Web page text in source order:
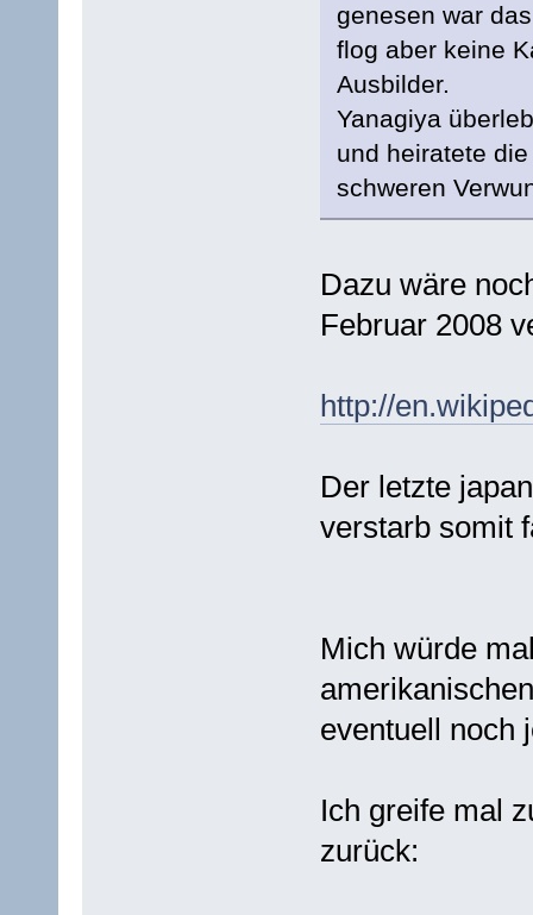
genesen war
flog aber keine
Ausbilder.
Yanagiya
und heiratete
schweren
Dazu wäre
Februar 2008
http://
Der letzte
verstarb somit
Mich würde
eventuell noch
Ich greife mal
zurück: